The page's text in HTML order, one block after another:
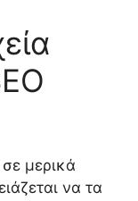
μερικά
να τα